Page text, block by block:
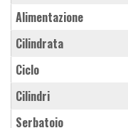
Alimentazione
Cilindrata
Ciclo
Cilindri
Serbatoio